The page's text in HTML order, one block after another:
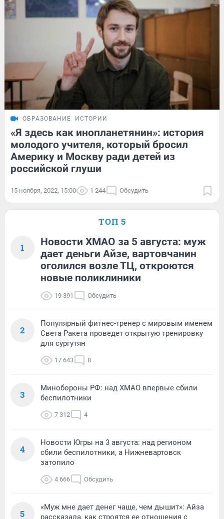
ОБРАЗОВАНИЕ ИСТОРИИ
«Я здесь как инопланетянин»: история
молодого учителя, который бросил
Америку и Москву ради детей из
российской глуши
15 ноября, 2022, 15:00 1 244 Обсудить
ТОП 5
1
Новости ХМАО за 5 августа: муж
дает деньги Айзе, вартовчанин
оголился возле ТЦ, откроются
новые поликлиники
19 391 Обсудить
2
Популярный фитнес-тренер с мировым именем
Света Ракета проведет открытую тренировку
для сургутян
17 643 8
3
Минобороны РФ: над ХМАО впервые сбили
беспилотники
7 312 4
4
Новости Югры на 3 августа: над регионом
сбили беспилотники, а Нижневартовск
затопило
4 666 Обсудить
5
«Муж мне дает денег чаще, чем дышит»: Айза
рассказала, как строятся ее отношения с